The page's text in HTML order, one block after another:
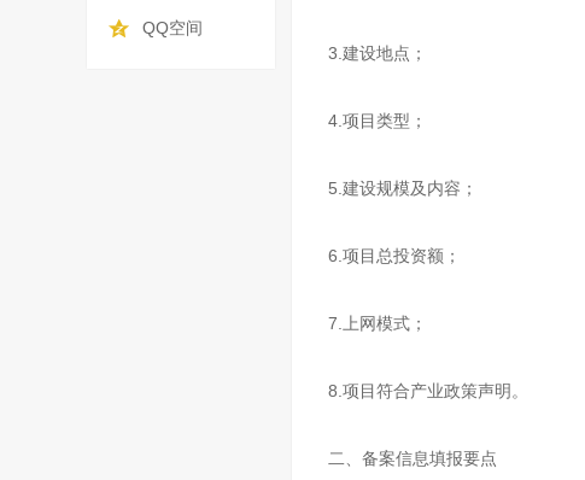
QQ空间
3.建设地点；
4.项目类型；
5.建设规模及内容；
6.项目总投资额；
7.上网模式；
8.项目符合产业政策声明。
二、备案信息填报要点